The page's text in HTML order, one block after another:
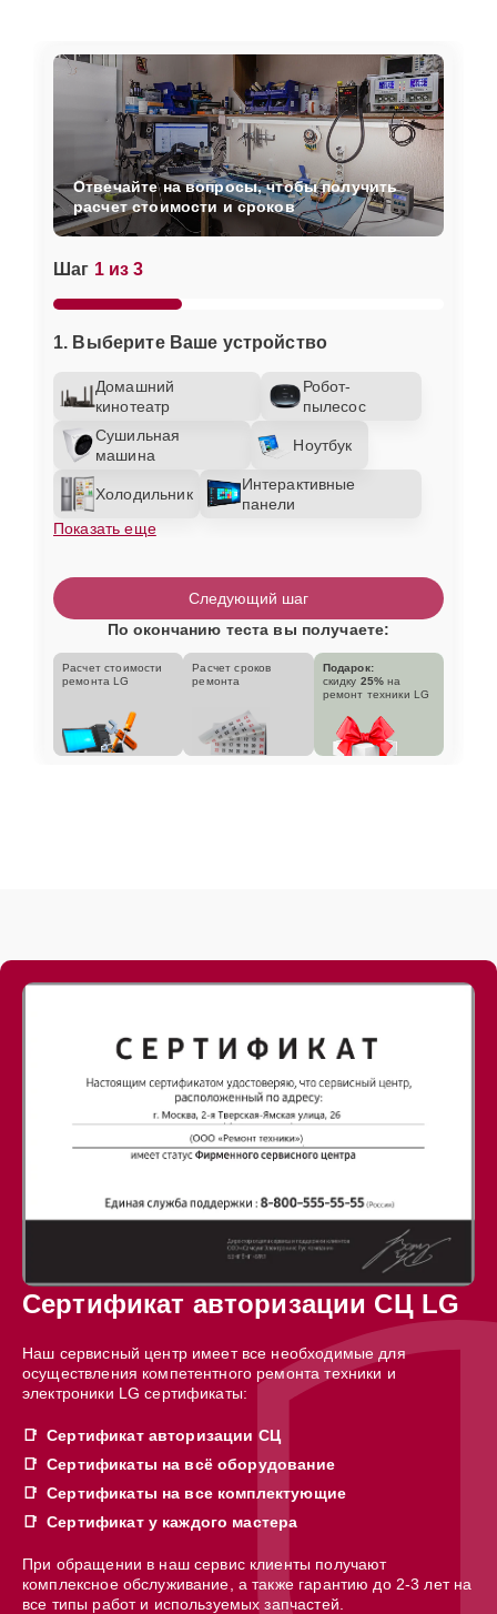
Шаг 1 из 3
1. Выберите Ваше устройство
Домашний
кинотеатр
Робот-
пылесос
Сушильная
машина
Ноутбук
Холодильник
Интерактивные
панели
Показать еще
Отвечайте на вопросы, чтобы получить
расчет стоимости и сроков
Следующий шаг
По окончанию теста вы получаете:
Расчет стоимости
ремонта LG
Расчет сроков
ремонта
Подарок:
скидку 25% на
ремонт техники LG
Сертификат авторизации СЦ LG
Наш сервисный центр имеет все необходимые для
осуществления компетентного ремонта техники и
электроники LG сертификаты:
Сертификат авторизации СЦ
Сертификаты на всё оборудование
Сертификаты на все комплектующие
Сертификат у каждого мастера
При обращении в наш сервис клиенты получают
комплексное обслуживание, а также гарантию до 2-3 лет на
все типы работ и используемых запчастей.